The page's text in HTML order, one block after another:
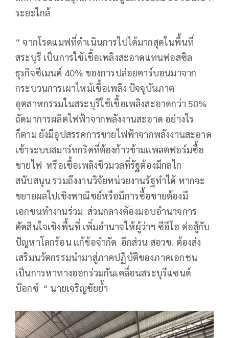
ระยะใกล้
“ จากโรดแมฟที่ดำเนินการไปได้มากสุดในพื้นที่
สระบุรี เป็นการใช้เชื้อเพลิงสะอาดแทนฟอสซิล
ธุรกิจซีเมนต์ 40% ของการปล่อยคาร์บอนมาจาก
กระบวนการเผาไหม้เชื้อเพลิง ปัจจุบันภาค
อุตสาหกรรมในสระบุรีใช้เชื้อเพลิงสะอาดกว่า 50%
ถัดมาการผลิตไฟฟ้าจากพลังงานสะอาด อย่างไร
ก็ตาม ยังมีอุปสรรคการขายไฟฟ้าจากพลังงานสะอาด
เข้าระบบสมาร์ทกริดที่ต้องก้าวข้ามแพลตฟอร์มซื้อ
ขายไฟ หรือเชื้อเพลิงชีวมวลที่รัฐต้องมีกลไก
สนับสนุน รวมถึงงานวิจัยหน่วยงานรัฐทำได้ หากจะ
ขยายผลไปเชิงพาณิชย์หรือมีการซื้อขายต้องมี
เอกชนทำงานร่วม ส่วนกลางต้องมอบอำนาจการ
ตัดสินใจเชิงพื้นที่ เพิ่มอำนาจให้ผู้ว่าฯ ซีอีโอ ต่อสู้กับ
ปัญหาโลกร้อน แก้ข้อจำกัด อีกส่วน สอวช. ต้องส่ง
เสริมนวัตกรรมนำมาสู่ภาคปฏิบัติของภาคเอกชน
เป็นการหาทางออกร่วมกันเคลื่อนสระบุรีแซนด์
บ๊อกซ์ “ นายเจริญชัยย้ำ